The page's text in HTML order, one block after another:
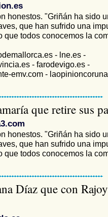
honestos. "Griñán ha sido
que han sufrido una
que todos conocemos la
- lne.es -
- farodevigo.es -
emv.com -
que retire sus
honestos. "Griñán ha sido
que han sufrido una
que todos conocemos la
Díaz que con